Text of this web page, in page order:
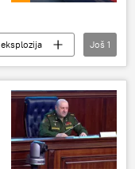
eksplozija
Još 1